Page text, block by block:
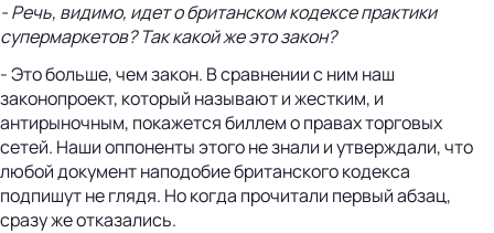
- Речь, видимо, идет о британском кодексе практики
супермаркетов? Так какой же это закон?
- Это больше, чем закон. В сравнении с ним наш
законопроект, который называют и жестким, и
антирыночным, покажется биллем о правах торговых
сетей. Наши оппоненты этого не знали и утверждали, что
любой документ наподобие британского кодекса
подпишут не глядя. Но когда прочитали первый абзац,
сразу же отказались.